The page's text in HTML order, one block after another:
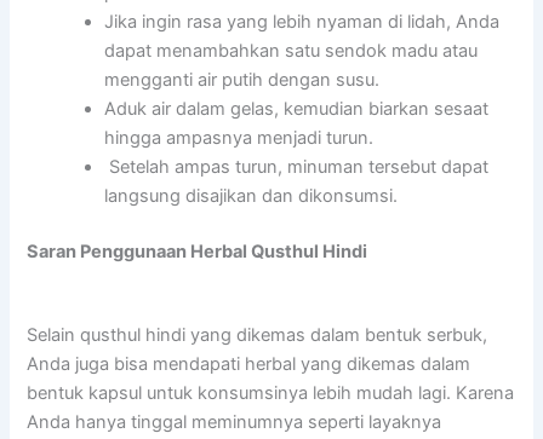
Jika ingin rasa yang lebih nyaman di lidah, Anda
dapat menambahkan satu sendok madu atau
mengganti air putih dengan susu.
Aduk air dalam gelas, kemudian biarkan sesaat
hingga ampasnya menjadi turun.
Setelah ampas turun, minuman tersebut dapat
langsung disajikan dan dikonsumsi.
Saran Penggunaan Herbal Qusthul Hindi
Selain qusthul hindi yang dikemas dalam bentuk serbuk,
Anda juga bisa mendapati herbal yang dikemas dalam
bentuk kapsul untuk konsumsinya lebih mudah lagi. Karena
Anda hanya tinggal meminumnya seperti layaknya